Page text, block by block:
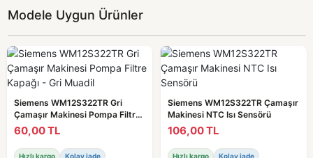
Modele Uygun Ürünler
Siemens WM12S322TR Gri
Çamaşır Makinesi Pompa Filtre
Kapağı - Gri Muadil
60,00 TL
Hızlı kargo Kolay iade
Siemens WM12S322TR Çamaşır
Makinesi NTC Isı Sensörü
106,00 TL
Hızlı kargo Kolay iade